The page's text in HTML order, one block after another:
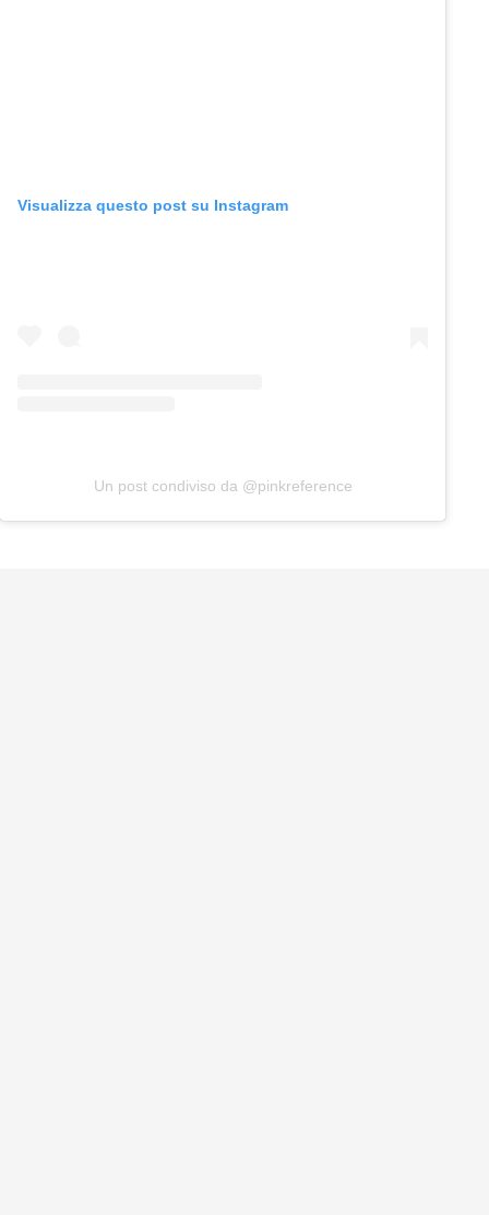
Visualizza questo post su Instagram
Un post condiviso da @pinkreference